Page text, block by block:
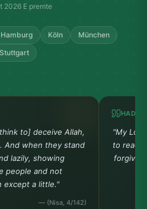
2026 E premte
Hamburg Köln
München
Stuttgart
to] deceive Allah,
And when they stand
lazily, showing
people and not
except a little."
— (Nisa, 4/142)
"My
to reach